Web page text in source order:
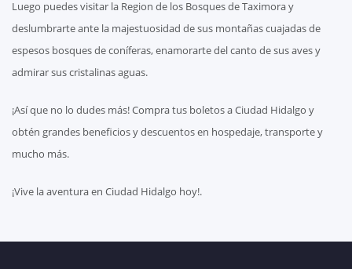
Luego puedes visitar la Region de los Bosques de Taximora y
deslumbrarte ante la majestuosidad de sus montañas cuajadas de
espesos bosques de coníferas, enamorarte del canto de sus aves y
admirar sus cristalinas aguas.
¡Así que no lo dudes más! Compra tus boletos a Ciudad Hidalgo y
obtén grandes beneficios y descuentos en hospedaje, transporte y
mucho más.
¡Vive la aventura en Ciudad Hidalgo hoy!.